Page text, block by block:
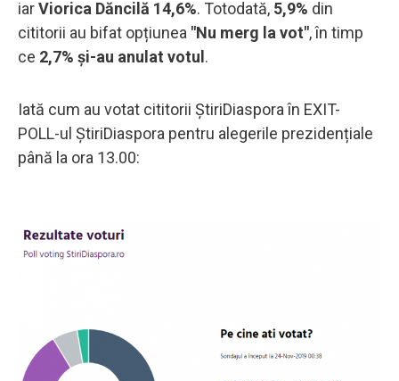
iarViorica Dăncilă 14,6%. Totodată, 5,9% din
cititorii au bifat opțiunea "Nu merg la vot", în timp
ce 2,7% și-au anulat votul.
Iată cum au votat cititorii ȘtiriDiaspora în EXIT-
POLL-ul ȘtiriDiaspora pentru alegerile prezidențiale
până la ora 13.00: